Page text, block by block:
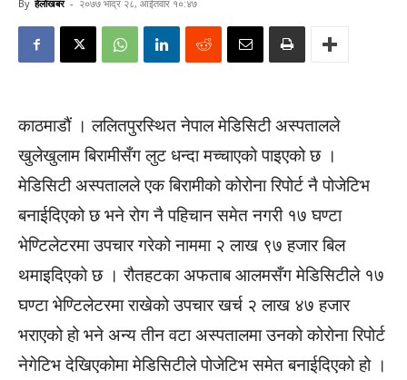
By हेलाेखबर - २०७७ भाद्र २८, आईतवार १०:४७
काठमाडौं । ललितपुरस्थित नेपाल मेडिसिटी अस्पतालले
खुलेखुलाम बिरामीसँग लुट धन्दा मच्चाएको पाइएको छ ।
मेडिसिटी अस्पतालले एक बिरामीको कोरोना रिपोर्ट नै पोजेटिभ
बनाईदिएको छ भने रोग नै पहिचान समेत नगरी १७ घण्टा
भेण्टिलेटरमा उपचार गरेको नाममा २ लाख ९७ हजार बिल
थमाइदिएको छ । रौतहटका अफताब आलमसँग मेडिसिटीले १७
घण्टा भेण्टिलेटरमा राखेको उपचार खर्च २ लाख ४७ हजार
भराएको हो भने अन्य तीन वटा अस्पतालमा उनको कोरोना रिपोर्ट
नेगेटिभ देखिएकोमा मेडिसिटीले पोजेटिभ समेत बनाईदिएको हो ।